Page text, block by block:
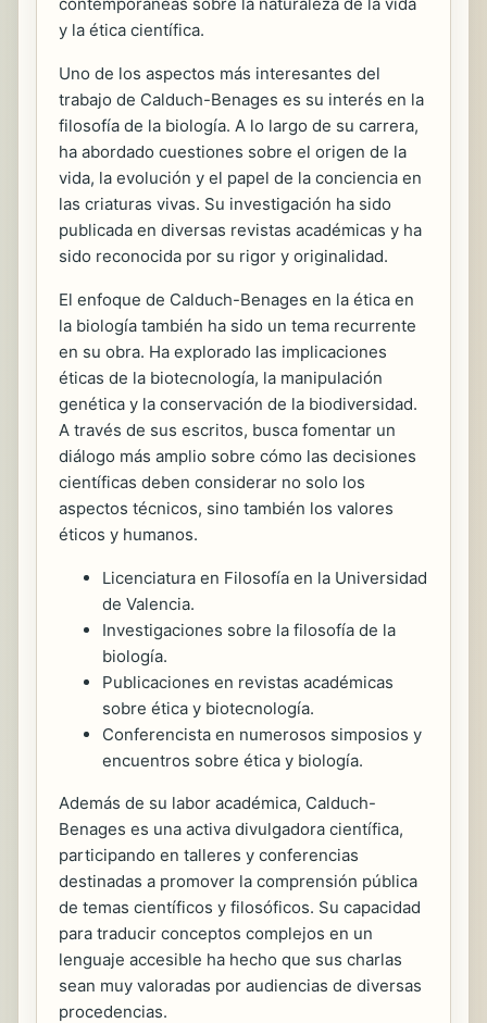
y la ética científica.
Uno de los aspectos más interesantes del
trabajo de Calduch-Benages es su interés en la
filosofía de la biología. A lo largo de su carrera,
ha abordado cuestiones sobre el origen de la
vida, la evolución y el papel de la conciencia en
las criaturas vivas. Su investigación ha sido
publicada en diversas revistas académicas y ha
sido reconocida por su rigor y originalidad.
El enfoque de Calduch-Benages en la ética en
la biología también ha sido un tema recurrente
en su obra. Ha explorado las implicaciones
éticas de la biotecnología, la manipulación
genética y la conservación de la biodiversidad.
A través de sus escritos, busca fomentar un
diálogo más amplio sobre cómo las decisiones
científicas deben considerar no solo los
aspectos técnicos, sino también los valores
éticos y humanos.
Licenciatura en Filosofía en la Universidad
de Valencia.
Investigaciones sobre la filosofía de la
biología.
Publicaciones en revistas académicas
sobre ética y biotecnología.
Conferencista en numerosos simposios y
encuentros sobre ética y biología.
Además de su labor académica, Calduch-
Benages es una activa divulgadora científica,
participando en talleres y conferencias
destinadas a promover la comprensión pública
de temas científicos y filosóficos. Su capacidad
para traducir conceptos complejos en un
lenguaje accesible ha hecho que sus charlas
sean muy valoradas por audiencias de diversas
procedencias.